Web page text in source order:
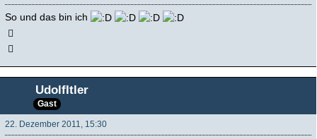
So und das bin ich
UdolfItler
Gast
22. Dezember 2011, 15:30